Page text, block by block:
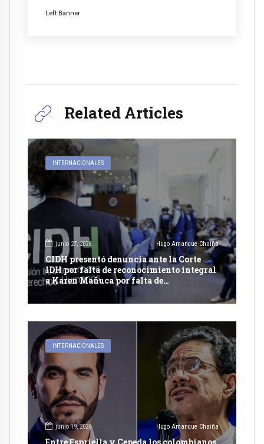
Left Banner
Related Articles
INTERNACIONALES
junio 27, 2026 Hugo Amanque Chaiña
CIDH presentó denuncia ante la Corte
IDH por falta de reconocimiento integral
a Karen Mañuca por falta de
reconocimiento integral a su identidad
de genero
INTERNACIONALES
junio 19, 2026 Hugo Amanque Chaiña
Entre Espriella y Cepeda los colombianos